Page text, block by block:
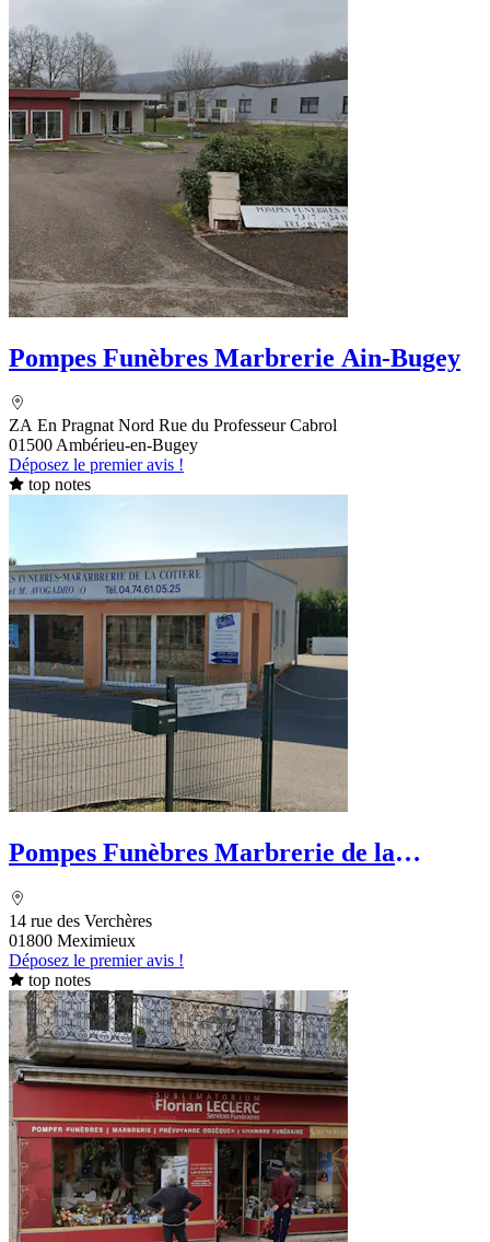
Pompes Funèbres Marbrerie Ain-Bugey
ZA En Pragnat Nord Rue du Professeur Cabrol
01500 Ambérieu-en-Bugey
Déposez le premier avis !
top notes
Pompes Funèbres Marbrerie de la
14 rue des Verchères
01800 Meximieux
Déposez le premier avis !
top notes